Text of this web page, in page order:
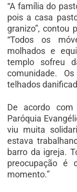
“A família do
pois a casa
granizo”, contou
“Todos os
molhados e
templo sofreu
comunidade.
telhados
De acordo
Paróquia
viu muita
estava
barro da igreja.
preocupação é
momento.”